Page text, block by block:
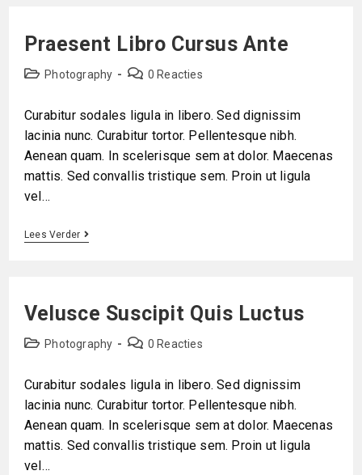
Praesent Libro Cursus Ante
Photography 0 Reacties
Curabitur sodales ligula in libero. Sed dignissim
lacinia nunc. Curabitur tortor. Pellentesque nibh.
Aenean quam. In scelerisque sem at dolor. Maecenas
mattis. Sed convallis tristique sem. Proin ut ligula
vel…
Lees Verder
Velusce Suscipit Quis Luctus
Photography 0 Reacties
Curabitur sodales ligula in libero. Sed dignissim
lacinia nunc. Curabitur tortor. Pellentesque nibh.
Aenean quam. In scelerisque sem at dolor. Maecenas
mattis. Sed convallis tristique sem. Proin ut ligula
vel…